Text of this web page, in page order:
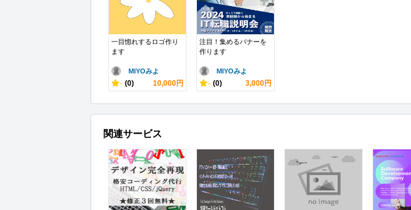
一目惚れするロゴ作り
ます
MIYOみよ
- (0) 10,000円
注目！集めるバナーを
作ります
MIYOみよ
- (0) 3,000円
関連サービス